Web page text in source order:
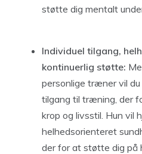
støtte dig mentalt
Individuel tilgang,
kontinuerlig støtte:
personlige træner vil
tilgang til træning, der
krop og livsstil. Hun vil
helhedsorienteret
der for at støtte dig på